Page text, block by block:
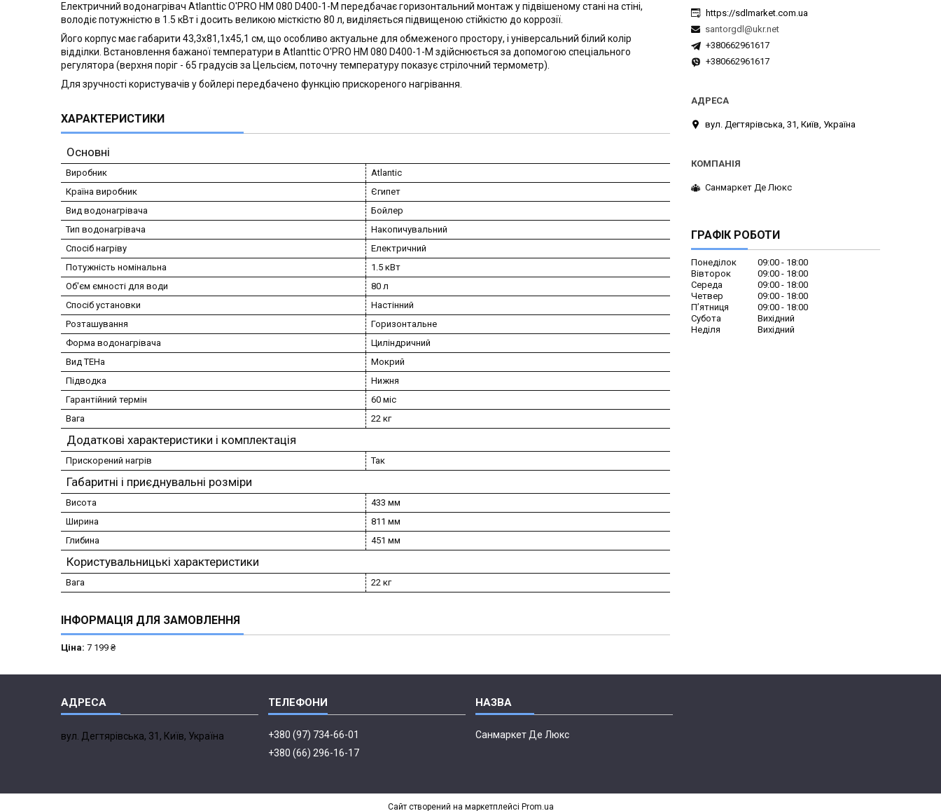
Електричний водонагрівач Atlanttic O'PRO HM 080 D400-1-M передбачає горизонтальний монтаж у підвішеному стані на стіні,
володіє потужністю в 1.5 кВт і досить великою місткістю 80 л, виділяється підвищеною стійкістю до коррозії.
Його корпус має габарити 43,3х81,1х45,1 см, що особливо актуальне для обмеженого простору, і універсальний білий колір
відділки. Встановлення бажаної температури в Atlanttic O'PRO HM 080 D400-1-M здійснюється за допомогою спеціального
регулятора (верхня поріг - 65 градусів за Цельсієм, поточну температуру показує стрілочний термометр).
Для зручності користувачів у бойлері передбачено функцію прискореного нагрівання.
ХАРАКТЕРИСТИКИ
Основні
Виробник
Atlantic
Країна виробник
Єгипет
Вид водонагрівача
Бойлер
Тип водонагрівача
Накопичувальний
Спосіб нагріву
Електричний
Потужність номінальна
1.5 кВт
Об'єм ємності для води
80 л
Спосіб установки
Настінний
Розташування
Горизонтальне
Форма водонагрівача
Циліндричний
Вид ТЕНа
Мокрий
Підводка
Нижня
Гарантійний термін
60 міс
Вага
22 кг
Додаткові характеристики і комплектація
Прискорений нагрів Так
Габаритні і приєднувальні розміри
Висота
433 мм
Ширина
811 мм
Глибина
451 мм
Користувальницькі характеристики
Вага 22 кг
ІНФОРМАЦІЯ ДЛЯ ЗАМОВЛЕННЯ
Ціна: 7 199 ₴
https://sdlmarket.com.ua
santorgdl@ukr.net
+380662961617
+380662961617
вул. Дегтярівська, 31, Київ, Україна
Санмаркет Де Люкс
ГРАФІК РОБОТИ
Понеділок 09:00
18:00
Вівторок
09:00
18:00
Середа
09:00
18:00
Четвер
09:00
18:00
Пʼятниця
09:00
18:00
Субота
Вихідний
Неділя
Вихідний
вул. Дегтярівська, 31, Київ, Україна
+380 (97) 734-66-01
+380 (66) 296-16-17
Санмаркет Де Люкс
Сайт створений на маркетплейсі Prom.ua